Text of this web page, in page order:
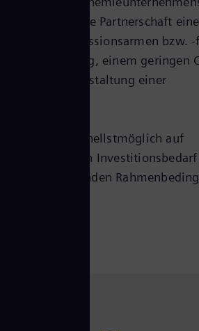
bedeutet die Partnerschaft
Ziele: der emissionsarmen bzw. -
-speicherung, einem geringen
sowie der Gestaltung einer
schnellstmöglich auf
notwendigen Investitionsbedarf
den geltenden